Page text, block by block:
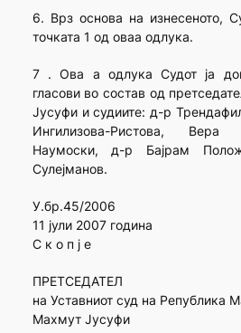
6. Врз основа на изнесеното,
точката 1 од оваа одлука.
7 . Ова а одлука Судот ја
гласови во состав од
Јусуфи и судиите: д-р
Ингилизова-Ристова,
Наумоски, д-р Бајрам
Сулејманов.
У.бр.45/2006
11 јули 2007 година
С к о п ј е
ПРЕТСЕДАТЕЛ
на Уставниот суд на Република
Махмут Јусуфи